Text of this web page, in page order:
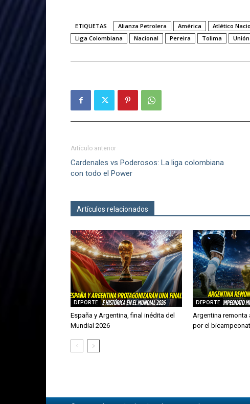
ETIQUETAS Alianza Petrolera América Atlético
Liga Colombiana
Nacional Pereira Tolima
Artículo anterior
Cardenales vs Poderosos: La liga colombiana
con todo el Power
Artículos relacionados
DEPORTE
España y Argentina, final inédita del
Mundial 2026
DEPORTE
Argentina remonta
por el